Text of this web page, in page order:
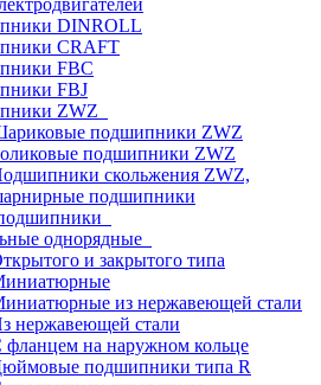
DINROLL
CRAFT
FBC
FBJ
ZWZ
подшипники ZWZ
подшипники ZWZ
скольжения ZWZ,
подшипники
однорядные
и закрытого типа
из нержавеющей стали
нержавеющей стали
фланцем на наружном кольце
подшипники типа R